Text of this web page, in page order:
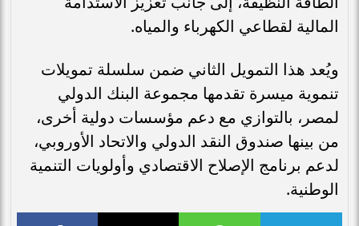
المالية لقطاعي الكهرباء والمياه.
ويُعد هذا التمويل الثاني ضمن سلسلة تمويلات
تنموية ميسرة تقدمها مجموعة البنك الدولي
لمصر، بالتوازي مع دعم مؤسسات دولية أخرى،
من بينها صندوق النقد الدولي والاتحاد الأوروبي،
لدعم برنامج الإصلاح الاقتصادي وأولويات التنمية
الوطنية.